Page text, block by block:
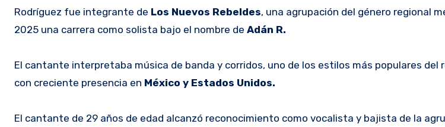
Rodríguez fue integrante de Los Nuevos Rebeldes, una agrupación del género regional
2025 una carrera como solista bajo el nombre de Adán R.
El cantante interpretaba música de banda y corridos, uno de los estilos más populares del
con creciente presencia en México y Estados Unidos.
El cantante de 29 años de edad alcanzó reconocimiento como vocalista y bajista de la